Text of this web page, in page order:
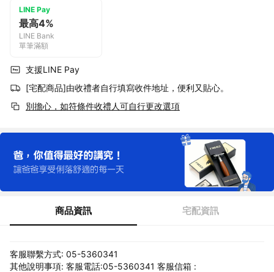
LINE Pay
最高4%
LINE Bank
單筆滿額
支援LINE Pay
[宅配商品]由收禮者自行填寫收件地址，便利又貼心。
別擔心，如符條件收禮人可自行更改選項
商品資訊 宅配資訊
客服聯繫方式: 05-5360341
其他說明事項: 客服電話:05-5360341 客服信箱 :